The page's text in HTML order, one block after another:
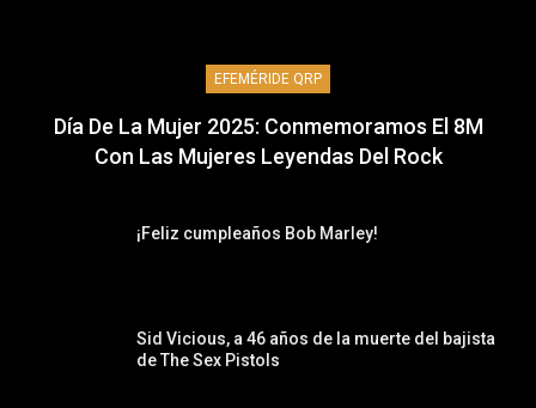
EFEMÉRIDE QRP
Día De La Mujer 2025: Conmemoramos El 8M
Con Las Mujeres Leyendas Del Rock
¡Feliz cumpleaños Bob Marley!
Sid Vicious, a 46 años de la muerte del bajista
de The Sex Pistols